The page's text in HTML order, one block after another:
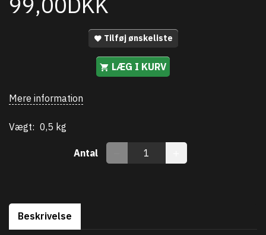
Tilføj ønskeliste
LÆG I KURV
Mere information
Vægt: 0,5 kg
Antal
Beskrivelse